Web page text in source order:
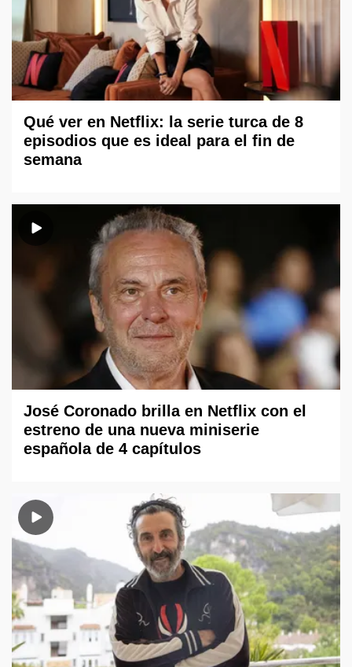
Qué ver en Netflix: la serie turca de 8
episodios que es ideal para el fin de
semana
José Coronado brilla en Netflix con el
estreno de una nueva miniserie
española de 4 capítulos